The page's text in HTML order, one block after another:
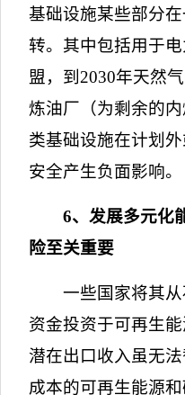
基础设施某些部分
转。其中包括用于
盟，到 2030年天然
炼油厂（为剩余的
类基础设施在计划
安全产生负面影响。
6、发展多元化
险至关重要
一些国家将其
资金投资于可再生
潜在出口收入虽无
成本的可再生能源